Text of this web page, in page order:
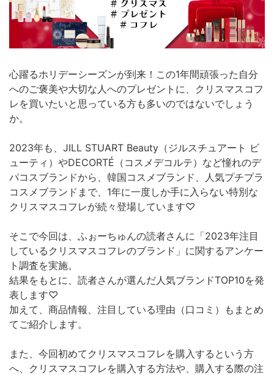
心躍るホリデーシーズンが到来！この1年間頑張った自分
へのご褒美や大切な人へのプレゼントに、クリスマスコフ
レを買いたいと思っている方も多いのではないでしょう
か。
2023年も、JILL STUART Beauty（ジルスチュアート ビ
ューティ）やDECORTÉ（コスメデコルテ）など憧れのデ
パコスブランドから、韓国コスメブランド、人気プチプラ
コスメブランドまで、1年に一度しか手に入らない特別な
クリスマスコフレが続々登場しています♡
そこで今回は、ふぉーちゅんの読者さんに「2023年注目
しているクリスマスコフレのブランド」に関するアンケー
ト調査を実施。
結果をもとに、読者さんが選んだ人気ブランドTOP10を発
表します♡
加えて、商品情報、注目している理由（口コミ）もまとめ
てご紹介します。
また、今回初めてクリスマスコフレを購入するという方
へ、クリスマスコフレを購入する方法や、購入する際の注